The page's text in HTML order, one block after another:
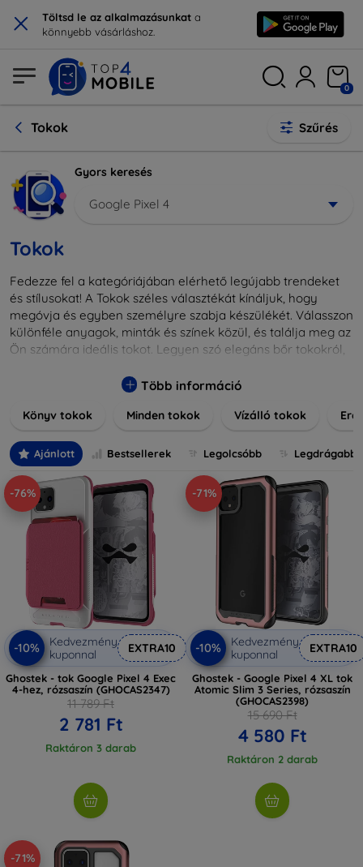
× Töltsd le az alkalmazásunkat a
könnyebb vásárláshoz.
0
Tokok Szűrés
Gyors keresés
Google Pixel 4
Tokok
Fedezze fel a kategóriájában elérhető legújabb trendeket
és stílusokat! A Tokok széles választékát kínáljuk, hogy
megóvja és egyben személyre szabja készülékét. Válasszon
különféle anyagok, minták és színek közül, és találja meg az
Ön számára ideális tokot. Legyen szó elegáns bőr tokokról,
nálunk mindenki megtalálja a stílusához leginkább illő
különlegesebbé eszközeit a tökéletes tokkal!
Több információ
Könyv tokok Minden tokok Vízálló tokok
Ajánlott Bestsellerek Legolcsóbb Legdrágabb
-76%
-10%
Kedvezmény
kuponnal
EXTRA10
Ghostek - tok Google Pixel 4 Exec
4-hez, rózsaszín (GHOCAS2347)
11 789 Ft
2 781 Ft
Raktáron 3 darab
-71%
-10%
Kedvezmény
kuponnal
EXTRA10
Ghostek - Google Pixel 4 XL tok
Atomic Slim 3 Series, rózsaszín
(GHOCAS2398)
15 690 Ft
4 580 Ft
Raktáron 2 darab
-71%